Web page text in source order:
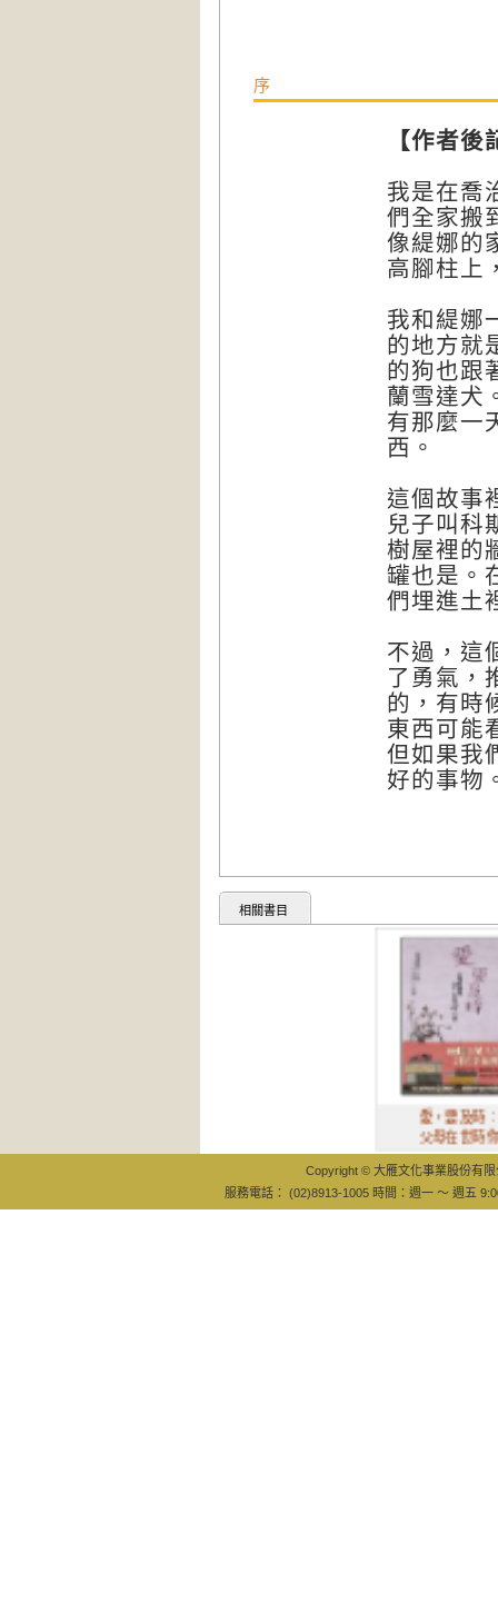
序
【作者後
我是在喬
們全家搬
像緹娜的
高腳柱上
我和緹娜
的地方就
的狗也跟
蘭雪達犬
有那麼一
西。
這個故事
兒子叫科
樹屋裡的
罐也是。
們埋進土
不過，這
了勇氣，
的，有時
東西可能
但如果我
好的事物
相關書目
愛，要及時：
父母在世時你
Copyright © 大雁文化事業股份有
服務電話： (02)8913-1005 時間：週一 ～ 週五